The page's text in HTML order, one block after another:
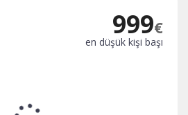
999€
en düşük kişi başı